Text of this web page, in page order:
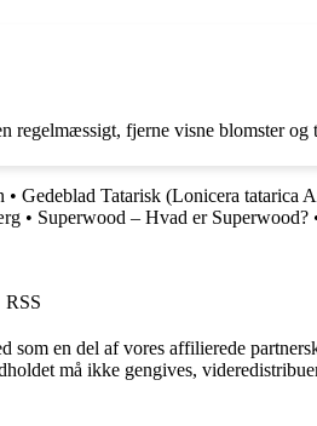
regelmæssigt, fjerne visne blomster
• Gedeblad Tatarisk (Lonicera tatarica
• Superwood – Hvad er Superwood?
RSS
en del af vores affilierede
må ikke gengives,